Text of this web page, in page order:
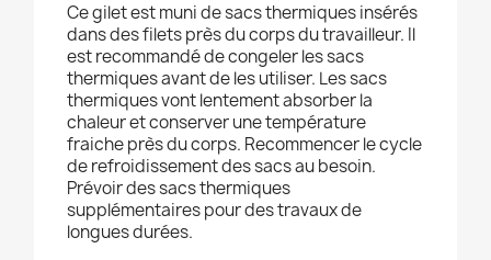
Ce gilet est muni de sacs thermiques insérés
dans des filets près du corps du travailleur. Il
est recommandé de congeler les sacs
thermiques avant de les utiliser. Les sacs
thermiques vont lentement absorber la
chaleur et conserver une température
fraiche près du corps. Recommencer le cycle
de refroidissement des sacs au besoin.
Prévoir des sacs thermiques
supplémentaires pour des travaux de
longues durées.